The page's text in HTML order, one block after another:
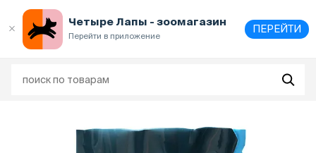
Четыре Лапы - зоомагазин
Перейти в приложение
ПЕРЕЙТИ